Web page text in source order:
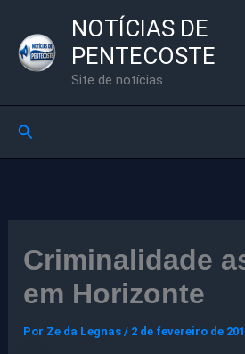
para
NOTÍCIAS DE
PENTECOSTE
Site de notícias
Pesquisar
Criminalidade
em Horizonte
Por Ze da Legnas/ 2 de fevereiro de